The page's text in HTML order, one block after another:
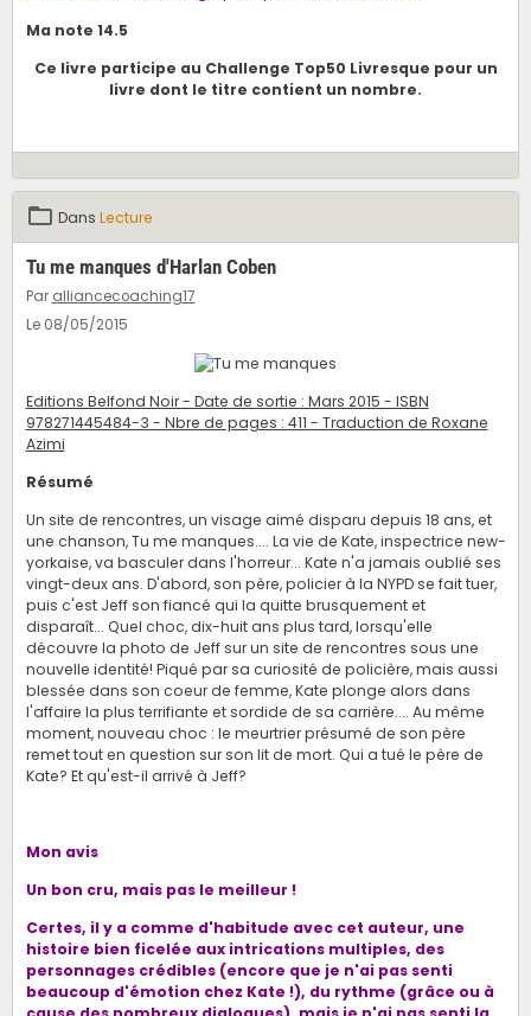
Ma note 14.5
Ce livre participe au Challenge Top50 Livresque pour un
livre dont le titre contient un nombre.
Dans Lecture
Tu me manques d'Harlan Coben
Par alliancecoaching17
Le 08/05/2015
Editions Belfond Noir - Date de sortie : Mars 2015 - ISBN
978271445484-3 - Nbre de pages : 411 - Traduction de Roxane
Azimi
Résumé
Un site de rencontres, un visage aimé disparu depuis 18 ans, et
une chanson, Tu me manques.... La vie de Kate, inspectrice new-
yorkaise, va basculer dans l'horreur... Kate n'a jamais oublié ses
vingt-deux ans. D'abord, son père, policier à la NYPD se fait tuer,
puis c'est Jeff son fiancé qui la quitte brusquement et
disparaît... Quel choc, dix-huit ans plus tard, lorsqu'elle
découvre la photo de Jeff sur un site de rencontres sous une
nouvelle identité! Piqué par sa curiosité de policière, mais aussi
blessée dans son coeur de femme, Kate plonge alors dans
l'affaire la plus terrifiante et sordide de sa carrière.... Au même
moment, nouveau choc : le meurtrier présumé de son père
remet tout en question sur son lit de mort. Qui a tué le père de
Kate? Et qu'est-il arrivé à Jeff?
Mon avis
Un bon cru, mais pas le meilleur !
Certes, il y a comme d'habitude avec cet auteur, une
histoire bien ficelée aux intrications multiples, des
personnages crédibles (encore que je n'ai pas senti
beaucoup d'émotion chez Kate !), du rythme (grâce ou à